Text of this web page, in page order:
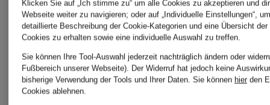
Klicken Sie auf „Ich stimme zu“ um alle Cookies zu akzeptieren und
Webseite weiter zu navigieren; oder auf „Individuelle Einstellungen“,
detaillierte Beschreibung der Cookie-Kategorien und eine Übersicht
Cookies zu erhalten sowie eine individuelle Auswahl zu treffen.
Sie können Ihre Tool-Auswahl jederzeit nachträglich ändern oder
Fußbereich unserer Webseite). Der Widerruf hat jedoch keine
bisherige Verwendung der Tools und Ihrer Daten. Sie können hier den
Cookies ablehnen.